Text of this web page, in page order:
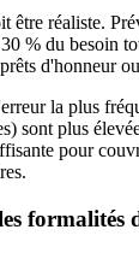
être réaliste.
% du besoin
d'honneur
la plus
sont plus
pour
formalités